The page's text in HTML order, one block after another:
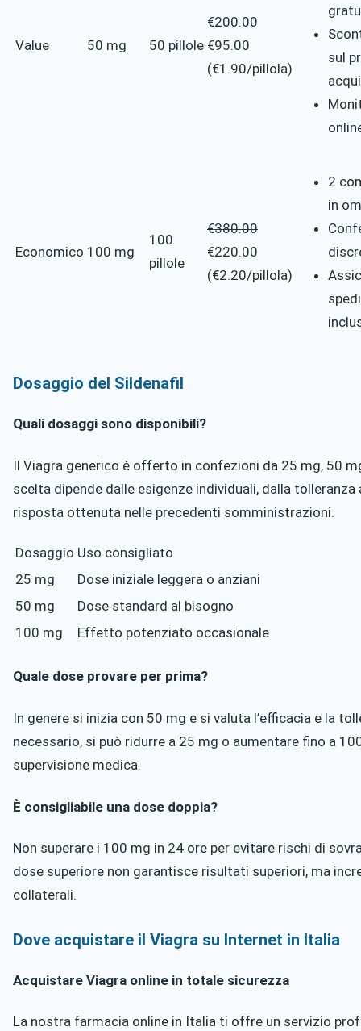
Value 50 mg 50 pillole
€200.00
€95.00
(€1.90/pillola)
sul
Economico 100 mg
100
pillole
€380.00
€220.00
(€2.20/pillola)
2
in
Dosaggio del Sildenafil
Quali dosaggi sono disponibili?
Il Viagra generico è offerto in confezioni da 25 mg, 50
scelta dipende dalle esigenze individuali, dalla
risposta ottenuta nelle precedenti somministrazioni.
Dosaggio Uso consigliato
25 mg
Dose iniziale leggera o anziani
50 mg
Dose standard al bisogno
100 mg
Effetto potenziato occasionale
Quale dose provare per prima?
In genere si inizia con 50 mg e si valuta l’efficacia e la
necessario, si può ridurre a 25 mg o aumentare fino a
supervisione medica.
È consigliabile una dose doppia?
Non superare i 100 mg in 24 ore per evitare rischi di
dose superiore non garantisce risultati superiori, ma
collaterali.
Dove acquistare il Viagra su Internet in Italia
Acquistare Viagra online in totale sicurezza
La nostra farmacia online in Italia ti offre un servizio